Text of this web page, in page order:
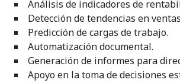
Análisis de indicadores de
Detección de tendencias en
Predicción de cargas de trabajo.
Automatización documental.
Generación de informes para
Apoyo en la toma de decisiones